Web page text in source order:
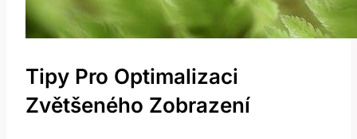
Tipy Pro Optimalizaci
Zvětšeného Zobrazení